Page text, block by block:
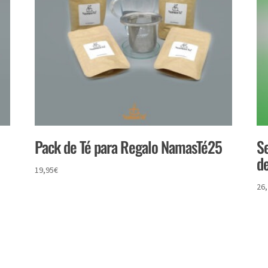
Pack de Té para Regalo NamasTé25
19,95€